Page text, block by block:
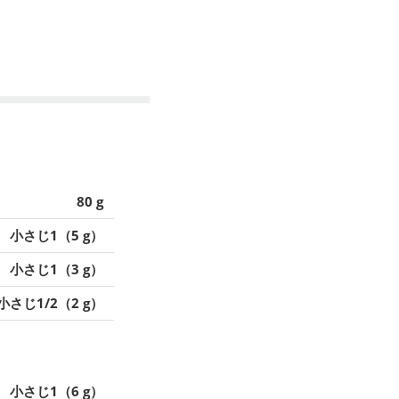
80 g
小さじ1（5 g）
小さじ1（3 g）
さじ1/2（2 g）
小さじ1（6 g）